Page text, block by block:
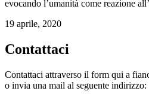
evocando l’umanità come reazione
19 aprile, 2020
Contattaci
Contattaci attraverso il form qui a
o invia una mail al seguente indirizzo: